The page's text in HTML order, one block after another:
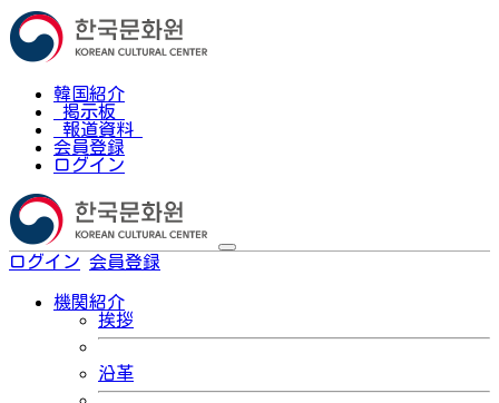
韓国紹介
掲示板
報道資料
会員登録
ログイン
ログイン 会員登録
機関紹介
挨拶
沿革